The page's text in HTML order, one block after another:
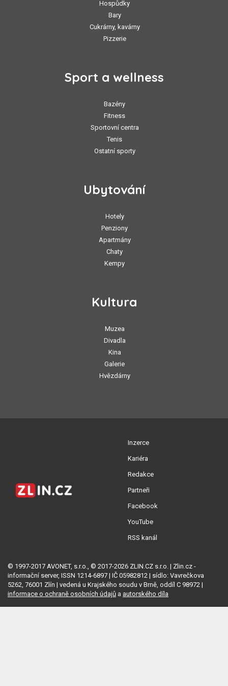
Hospůdky
Bary
Cukrárny, kavárny
Pizzerie
Sport a wellness
Bazény
Fitness
Sportovní centra
Tenis
Ostatní sporty
Ubytování
Hotely
Penziony
Apartmány
Chaty
Kempy
Kultura
Muzea
Divadla
Kina
Galerie
Hvězdárny
Inzerce
Kariéra
Redakce
Partneři
Facebook
YouTube
RSS kanál
© 1997-2017 AVONET, s.r.o., © 2017-2026 ZLIN.CZ s.r.o. | Zlin.cz -
informační server, ISSN 1214-6897 | IČ 05982812 | sídlo: Vavrečkova
5262, 76001 Zlín | vedená u Krajského soudu v Brně, oddíl C 98972 |
informace o ochraně osobních údajů a autorského díla